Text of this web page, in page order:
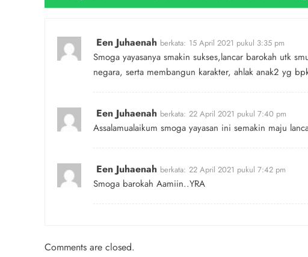
Een Juhaenah berkata: 15 April 2021 pukul 3:35 pm
Smoga yayasanya smakin sukses,lancar barokah utk
negara, serta membangun karakter, ahlak anak2 yg
Een Juhaenah berkata: 22 April 2021 pukul 7:40 pm
Assalamualaikum smoga yayasan ini semakin maju
Een Juhaenah berkata: 22 April 2021 pukul 7:42 pm
Smoga barokah Aamiin..YRA
Comments are closed.